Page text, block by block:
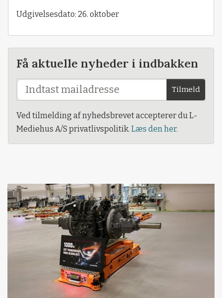
Udgivelsesdato: 26. oktober
Få aktuelle nyheder i indbakken
Tilmeld
Ved tilmelding af nyhedsbrevet accepterer du L-
Mediehus A/S privatlivspolitik. Læs den her.